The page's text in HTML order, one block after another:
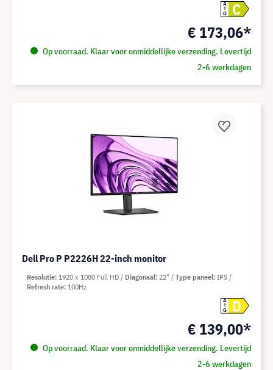
A
G
C
€ 173,06*
Op voorraad. Klaar voor onmiddellijke verzending. Levertijd
2-6 werkdagen
Dell Pro P P2226H 22-inch monitor
A
G
D
€ 139,00*
Op voorraad. Klaar voor onmiddellijke verzending. Levertijd
2-6 werkdagen
Resolutie 1920 x 1080 Full HD Diagonaal 22" Type paneel IPS
Refresh rate 100Hz